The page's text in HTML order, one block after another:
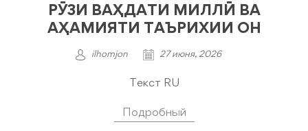
РӮЗИ ВАҲДАТИ МИЛЛӢ ВА
АҲАМИЯТИ ТАЪРИХИИ ОН
ilhomjon 27 июня, 2026
Текст RU
Подробный